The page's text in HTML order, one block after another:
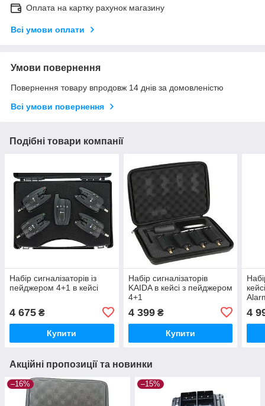
Оплата на картку рахунок магазину
Всі умови оплати
Умови повернення
Повернення товару впродовж 14 днів за домовленістю
Всі умови повернення
Подібні товари компанії
Набір сигналізаторів із
пейджером 4+1 в кейсі
4 675 ₴
Купити
Набір сигналізаторів
KAIDA в кейсі з пейджером
4+1
4 399₴
Купити
4
Акційні пропозиції та новинки
–16% –15%